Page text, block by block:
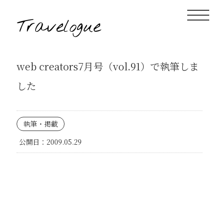
Travelogue
web creators7月号（vol.91）で執筆しま
した
執筆・掲載
公開日： 2009.05.29